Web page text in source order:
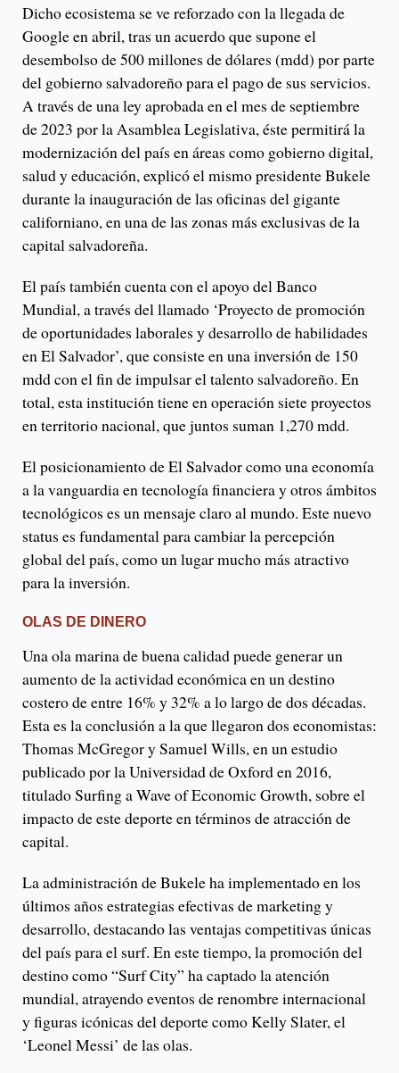
Dicho ecosistema se ve reforzado con la llegada de
Google en abril, tras un acuerdo que supone el
desembolso de 500 millones de dólares (mdd) por parte
del gobierno salvadoreño para el pago de sus servicios.
A través de una ley aprobada en el mes de septiembre
de 2023 por la Asamblea Legislativa, éste permitirá la
modernización del país en áreas como gobierno digital,
salud y educación, explicó el mismo presidente Bukele
durante la inauguración de las oficinas del gigante
californiano, en una de las zonas más exclusivas de la
capital salvadoreña.
El país también cuenta con el apoyo del Banco
Mundial, a través del llamado ‘Proyecto de promoción
de oportunidades laborales y desarrollo de habilidades
en El Salvador’, que consiste en una inversión de 150
mdd con el fin de impulsar el talento salvadoreño. En
total, esta institución tiene en operación siete proyectos
en territorio nacional, que juntos suman 1,270 mdd.
El posicionamiento de El Salvador como una economía
a la vanguardia en tecnología financiera y otros ámbitos
tecnológicos es un mensaje claro al mundo. Este nuevo
status es fundamental para cambiar la percepción
global del país, como un lugar mucho más atractivo
para la inversión.
OLAS DE DINERO
Una ola marina de buena calidad puede generar un
aumento de la actividad económica en un destino
costero de entre 16% y 32% a lo largo de dos décadas.
Esta es la conclusión a la que llegaron dos economistas:
Thomas McGregor y Samuel Wills, en un estudio
publicado por la Universidad de Oxford en 2016,
titulado Surfing a Wave of Economic Growth, sobre el
impacto de este deporte en términos de atracción de
capital.
La administración de Bukele ha implementado en los
últimos años estrategias efectivas de marketing y
desarrollo, destacando las ventajas competitivas únicas
del país para el surf. En este tiempo, la promoción del
destino como “Surf City” ha captado la atención
mundial, atrayendo eventos de renombre internacional
y figuras icónicas del deporte como Kelly Slater, el
‘Leonel Messi’ de las olas.